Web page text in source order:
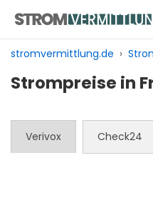
Inhalt
springen
stromvermittlung.de ›
Strompreise in
Verivox Check24